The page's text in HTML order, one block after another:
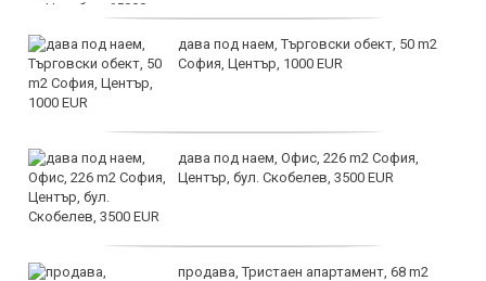
дава под наем, Търговски обект, 50 m2
София, Център, 1000 EUR
дава под наем, Офис, 226 m2 София,
Център, бул. Скобелев, 3500 EUR
продава, Тристаен апартамент, 68 m2